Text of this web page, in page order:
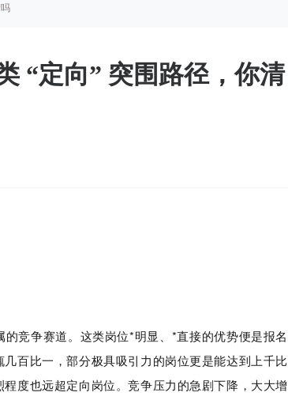
“定向” 突围路径，你清
竞争赛道。这类岗位*明显、*直接的优势便是报名
百比一，部分极具吸引力的岗位更是能达到上千比
度也远超定向岗位。竞争压力的急剧下降，大大增